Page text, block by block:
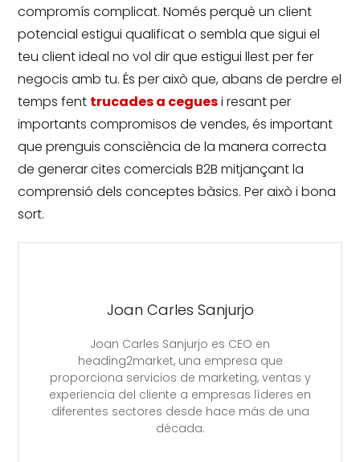
compromís complicat.Només perquè un client
potencial estigui qualificat o sembla que sigui el
teu client ideal no vol dir que estigui llest per fer
negocis amb tu.És per això que, abans de perdre el
temps fent trucades a ceguesi resant per
importants compromisos de vendes, és important
que prenguis consciència de la manera correcta
de generar cites comercials B2B mitjançant la
comprensió dels conceptes bàsics.Per això i bona
sort.
Joan Carles Sanjurjo
Joan Carles Sanjurjo es CEO en
heading2market, una empresa que
proporciona servicios de marketing, ventas y
experiencia del cliente a empresas líderes en
diferentes sectores desde hace más de una
década.